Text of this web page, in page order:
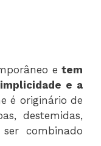
e tem
e a
é originário de
destemidas,
combinado